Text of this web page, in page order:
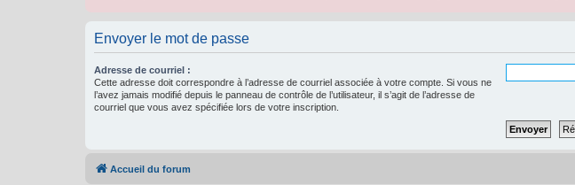
Envoyer le mot de passe
Adresse de courriel :
Cette adresse doit correspondre à l’adresse de courriel associée à votre compte. Si vous ne
l’avez jamais modifié depuis le panneau de contrôle de l’utilisateur, il s’agit de l’adresse de
courriel que vous avez spécifiée lors de votre inscription.
Accueil du forum